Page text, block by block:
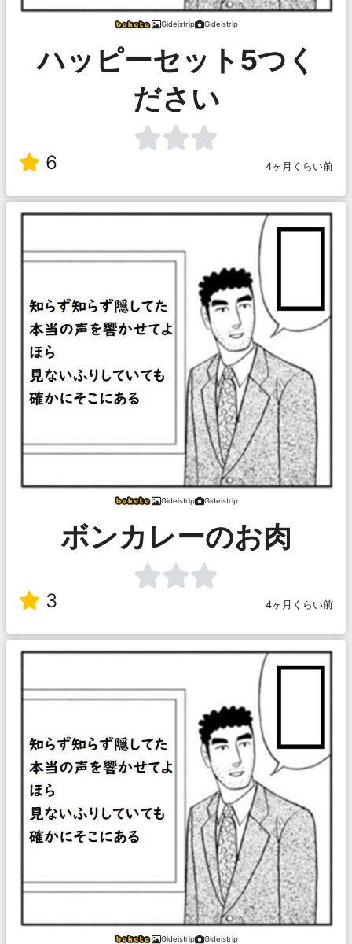
Gideistrip Gideistrip
ハッピーセット5つく
ださい
6 4ヶ月くらい前
Gideistrip Gideistrip
ボンカレーのお肉
3 4ヶ月くらい前
Gideistrip Gideistrip